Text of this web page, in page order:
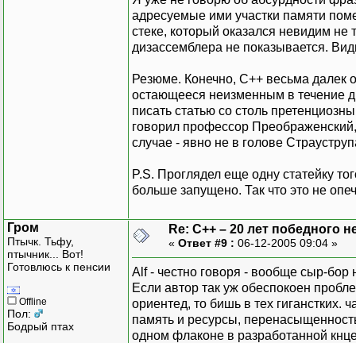
00401056
адресуемые ими участки памяти
стеке, который оказался невидим
дизассемблера не показывается.
Резюме. Конечно, С++ весьма далек
остающееся неизменным в течение
писать статью со столь
говорил профессор
случае - явно не в голове
P.S. Проглядел еще одну статейку
больше запущено. Так что это не
Гром
Птычк. Тьфу,
птычник... Вот!
Готовлюсь к пенсии
Offline
Пол:
Бодрый птах
Re: C++ – 20 лет победного
« Ответ #9 : 06-12-2005 09:04 »
Alf - честно говоря - вообще сыр-бор
Если автор так уж обеспокоен
ориентед, то бишь в тех гиганстких.
память и ресурсы,
одном флаконе в разработанной